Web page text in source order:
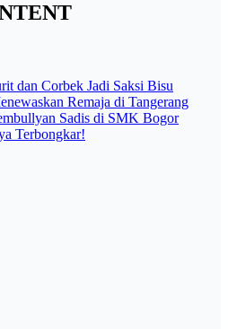
dan Corbek Jadi Saksi Bisu
Remaja di Tangerang
Sadis di SMK Bogor
Terbongkar!